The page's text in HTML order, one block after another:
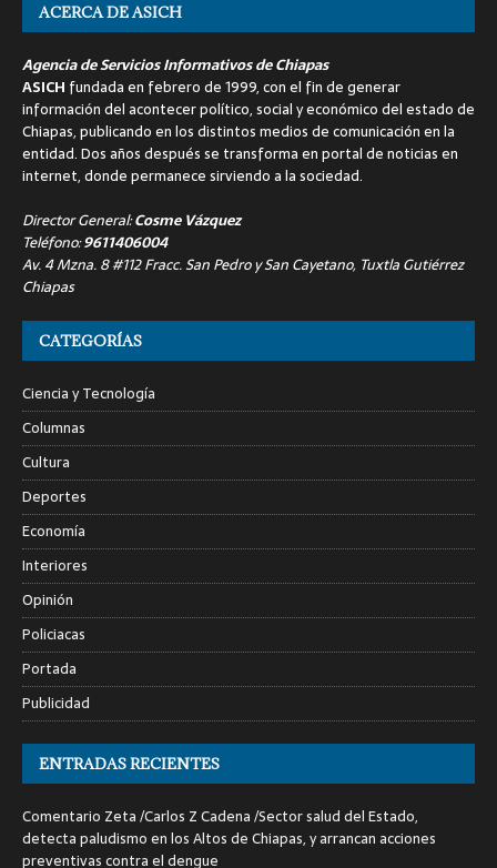
ACERCA DE ASICH
Agencia de Servicios Informativos de Chiapas
ASICH fundada en febrero de 1999, con el fin de generar
información del acontecer político, social y económico del estado de
Chiapas, publicando en los distintos medios de comunicación en la
entidad. Dos años después se transforma en portal de noticias en
internet, donde permanece sirviendo a la sociedad.
Director General:Cosme Vázquez
Teléfono:9611406004
Av. 4 Mzna. 8 #112 Fracc. San Pedro y San Cayetano, Tuxtla Gutiérrez
Chiapas
CATEGORÍAS
Ciencia y Tecnología
Columnas
Cultura
Deportes
Economía
Interiores
Opinión
Policiacas
Portada
Publicidad
ENTRADAS RECIENTES
Comentario Zeta /Carlos Z Cadena /Sector salud del Estado,
detecta paludismo en los Altos de Chiapas, y arrancan acciones
preventivas contra el dengue